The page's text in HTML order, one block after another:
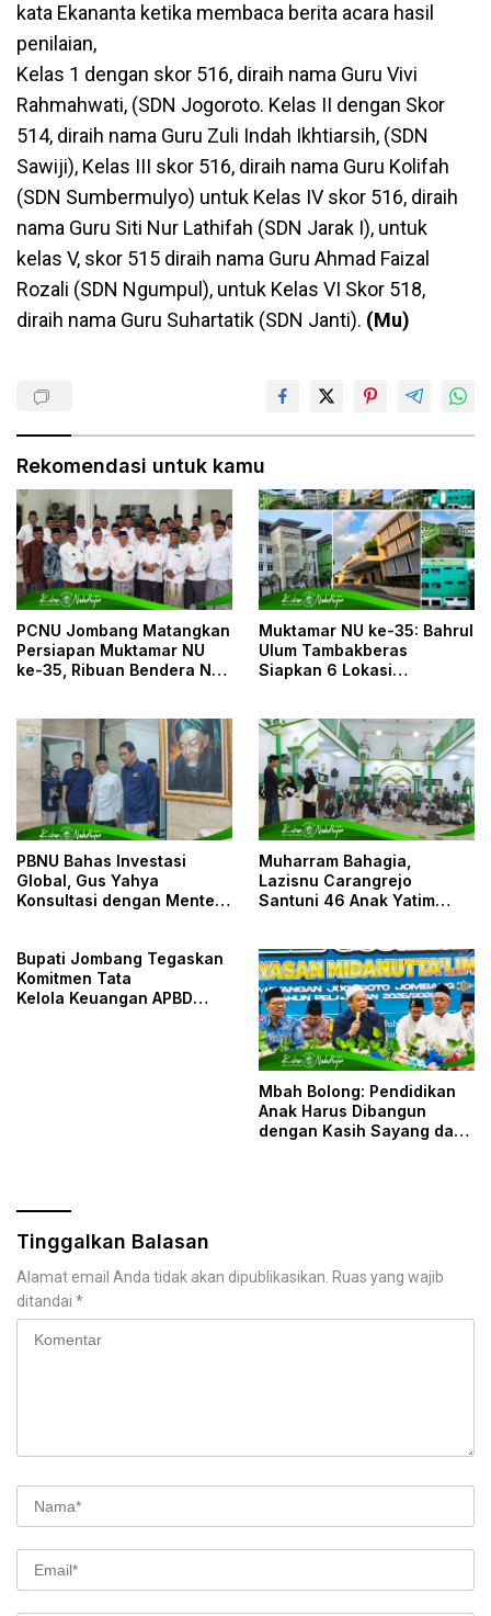
kata Ekananta ketika membaca berita acara hasil
penilaian,
Kelas 1 dengan skor 516, diraih nama Guru Vivi
Rahmahwati, (SDN Jogoroto. Kelas II dengan Skor
514, diraih nama Guru Zuli Indah Ikhtiarsih, (SDN
Sawiji), Kelas III skor 516, diraih nama Guru Kolifah
(SDN Sumbermulyo) untuk Kelas IV skor 516, diraih
nama Guru Siti Nur Lathifah (SDN Jarak I), untuk
kelas V, skor 515 diraih nama Guru Ahmad Faizal
Rozali (SDN Ngumpul), untuk Kelas VI Skor 518,
diraih nama Guru Suhartatik (SDN Janti). (Mu)
Rekomendasi untuk kamu
PCNU Jombang Matangkan
Persiapan Muktamar NU
ke-35, Ribuan Bendera NU
Muktamar NU ke-35: Bahrul
Ulum Tambakberas
Siapkan 6 Lokasi
PBNU Bahas Investasi
Global, Gus Yahya
Konsultasi dengan Menteri
Muharram Bahagia,
Lazisnu Carangrejo
Santuni 46 Anak Yatim
Bupati Jombang Tegaskan
Komitmen Tata
Kelola Keuangan APBD
Mbah Bolong: Pendidikan
Anak Harus Dibangun
dengan Kasih Sayang dan
Tinggalkan Balasan
Alamat email Anda tidak akan dipublikasikan. Ruas yang wajib
ditandai *